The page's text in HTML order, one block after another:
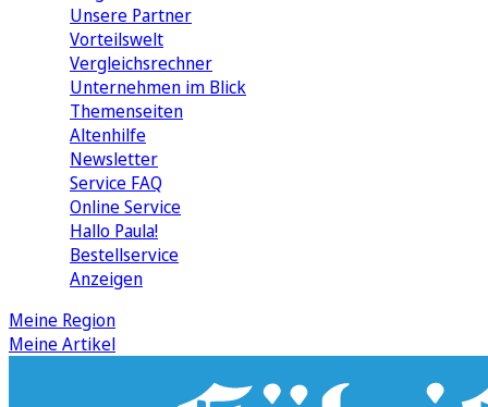
Unsere Partner
Vorteilswelt
Vergleichsrechner
Unternehmen im Blick
Themenseiten
Altenhilfe
Newsletter
Service FAQ
Online Service
Hallo Paula!
Bestellservice
Anzeigen
Meine Region
Meine Artikel